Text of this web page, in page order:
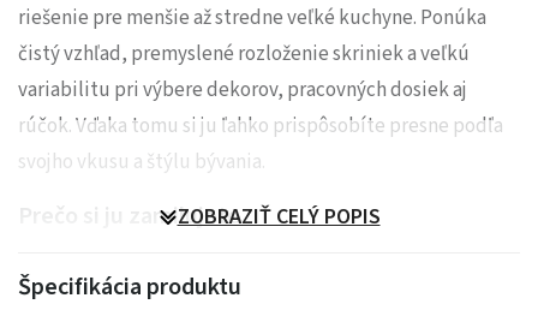
riešenie pre menšie až stredne veľké kuchyne. Ponúka
čistý vzhľad, premyslené rozloženie skriniek a veľkú
variabilitu pri výbere dekorov, pracovných dosiek aj
rúčok. Vďaka tomu si ju ľahko prispôsobíte presne podľa
svojho vkusu a štýlu bývania.
Prečo si ju zamilujete
Linka Monika je navrhnutá tak, aby poskytovala
úložného priestoru
ZOBRAZIŤ CELÝ POPIS
Špecifikácia produktu